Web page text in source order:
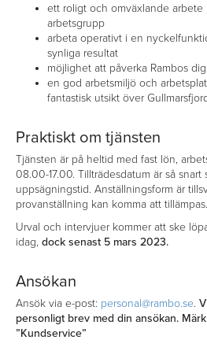
ett roligt och omväxlande
arbetsgrupp
arbeta operativt i en
synliga resultat
möjlighet att påverka Rambos
en god arbetsmiljö och
fantastisk utsikt över
Praktiskt om tjänsten
Tjänsten är på heltid med fast lön,
08.00-17.00. Tillträdesdatum är så
uppsägningstid. Anställningsform är
provanställning kan komma att tillämpas.
Urval och intervjuer kommer att ske
idag, dock senast 5 mars 2023.
Ansökan
Ansök via e-post: personal@rambo.se.
personligt brev med din ansökan.
”Kundservice”